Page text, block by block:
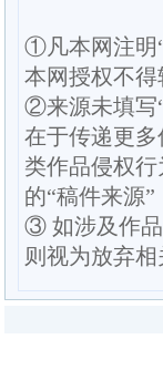
①凡本网注明
本网授权不得
②来源未填写
在于传递更
类作品侵权
的“稿件来源”
③ 如涉及作品
则视为放弃相